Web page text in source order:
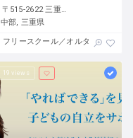
〒515-2622 三重県津市白山町中ノ村１３８−４
中部 三重県
フリースクール／オルタナティブス
19 views